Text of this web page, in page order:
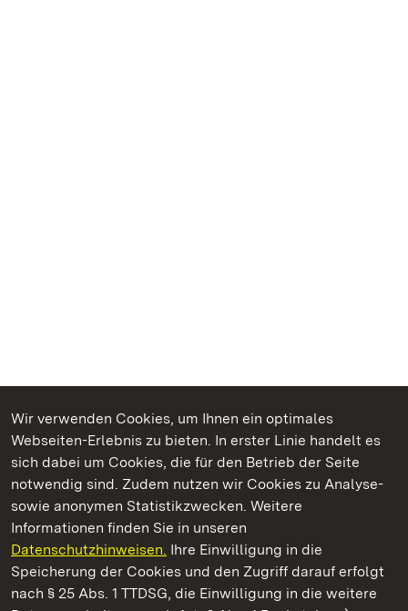
Wir verwenden Cookies, um Ihnen ein optimales
Webseiten-Erlebnis zu bieten. In erster Linie handelt es
sich dabei um Cookies, die für den Betrieb der Seite
notwendig sind. Zudem nutzen wir Cookies zu Analyse-
sowie anonymen Statistikzwecken. Weitere
Informationen finden Sie in unseren
Datenschutzhinweisen. Ihre Einwilligung in die
Speicherung der Cookies und den Zugriff darauf erfolgt
nach § 25 Abs. 1 TTDSG, die Einwilligung in die weitere
Kommen. Staunen. Genießen.
Staatliche Schlösser und Gärten Baden‑Württemberg
Staatliche Schlösser und Gärten Baden-Württemberg